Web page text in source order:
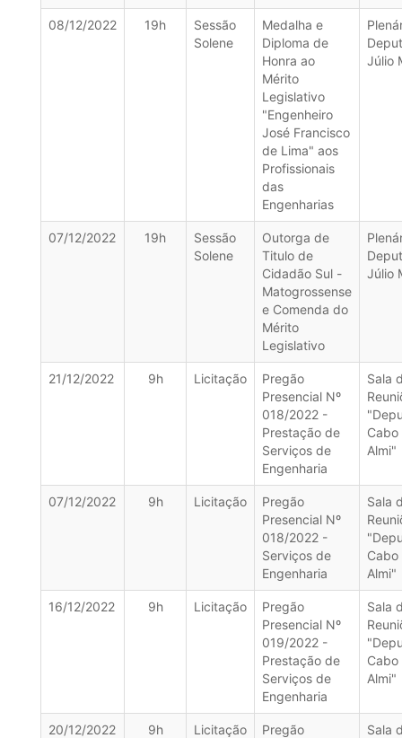
08/12/2022 19h
Sessão
Solene
Medalha e
Diploma de
Honra ao
Mérito
Legislativo
"Engenheiro
José Francisco
de Lima" aos
Profissionais
das
Engenharias
Júlio
07/12/2022 19h
Sessão
Solene
Outorga de
Titulo de
Cidadão Sul -
Matogrossense
e Comenda do
Mérito
Legislativo
Júlio
21/12/2022 9h Licitação
Pregão
Presencial Nº
018/2022 -
Prestação de
Serviços de
Engenharia
Sala
Cabo
Almi"
07/12/2022 9h Licitação
Pregão
Presencial Nº
018/2022 -
Serviços de
Engenharia
Sala
Cabo
Almi"
16/12/2022 9h Licitação
Pregão
Presencial Nº
019/2022 -
Prestação de
Serviços de
Engenharia
Sala
Cabo
Almi"
20/12/2022 9h Licitação
Pregão
Sala